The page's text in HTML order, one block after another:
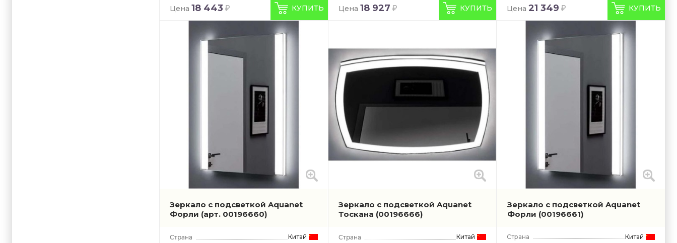
Цена 18 443 КУПИТЬ Цена 18 927 КУПИТЬ Цена 21 349 КУПИТЬ
Зеркало с подсветкой Aquanet
Форли (арт. 00196660)
Китай
Зеркало с подсветкой Aquanet
Тоскана (00196666)
Китай
Зеркало с подсветкой Aquanet
Форли (00196661)
Страна
Китай